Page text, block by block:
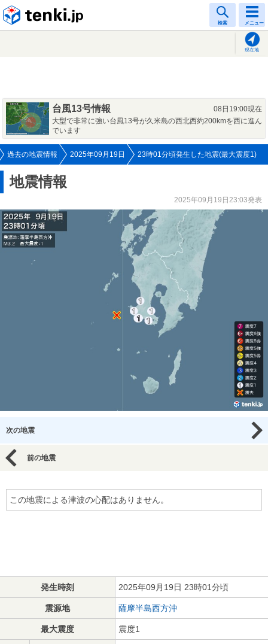
検索 メニュー
現在地
台風13号情報
08日19:00現在
大型で非常に強い台風13号が久米島の西北西約200kmを西に進ん
でいます
過去の地震情報 2025年09月19日 23時01分頃発生した地震(最大震度1)
地震情報
2025年09月19日23:03発表
次の地震
前の地震
この地震による津波の心配はありません。
発生時刻 2025年09月19日 23時01分頃
震源地 薩摩半島西方沖
最大震度 震度1